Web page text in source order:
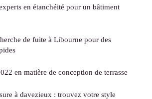
en étanchéité pour un bâtiment
de fuite à Libourne pour des
en matière de conception de terrasse
à davezieux : trouvez votre style